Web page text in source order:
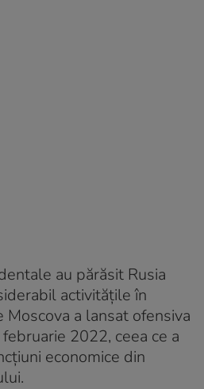
au părăsit Rusia
activitățile în
Moscova a lansat ofensiva
2022, ceea ce a
economice din